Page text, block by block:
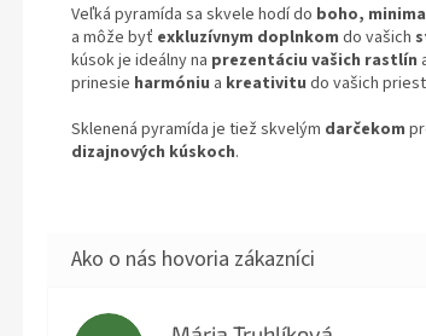
Veľká pyramída sa skvele hodí do boho,
a môže byť exkluzívnym doplnkom do vašich
kúsok je ideálny na prezentáciu vašich rastlín
prinesie harmóniu a kreativitu do vašich
Sklenená pyramída je tiež skvelým darčekom
dizajnových kúskoch.